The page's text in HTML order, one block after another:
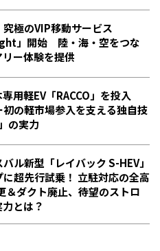
究極のVIP移動サービス
」開始 陸・海・空をつな
ー体験を提供
専用軽EV「RACCO」を投入
の軽市場参入を支える独自技
の実力
バル新型「レイバック S-HEV」
超先行試乗！ 立駐対応の全高
＆ダクト廃止、待望のストロ
とは？